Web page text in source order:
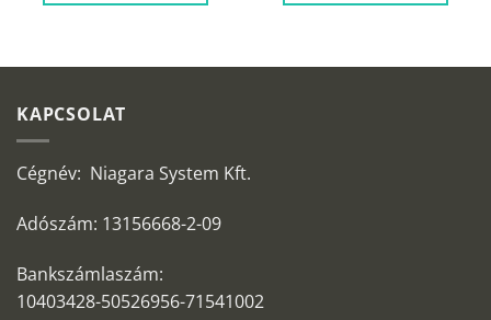
KAPCSOLAT
Cégnév: Niagara System Kft.
Adószám: 13156668-2-09
Bankszámlaszám:
10403428-50526956-71541002